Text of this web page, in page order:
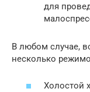
для
В любом случае,
несколько
Холостой